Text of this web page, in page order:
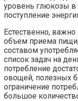
уровень глюкозы в
поступление
Естественно,
объем приема
составом
список задач на
потребление
овощей, полезных
ограничение
большое